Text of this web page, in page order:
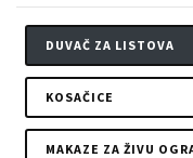
DUVAČ ZA LISTOVA
KOSAČICE
MAKAZE ZA ŽIVU